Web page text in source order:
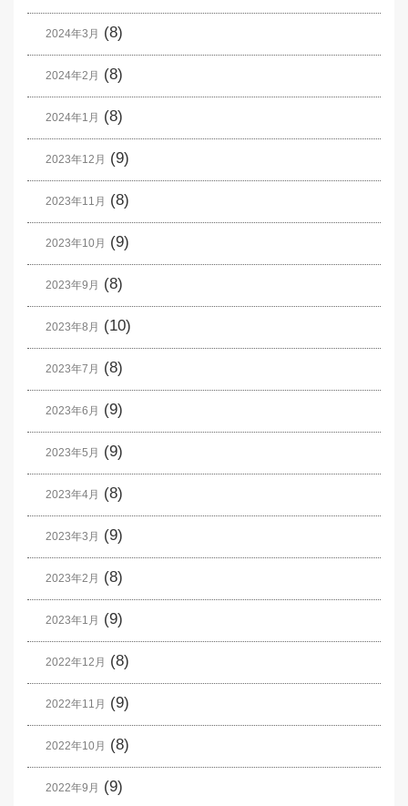
2024年3月 (8)
2024年2月 (8)
2024年1月 (8)
2023年12月 (9)
2023年11月 (8)
2023年10月 (9)
2023年9月 (8)
2023年8月 (10)
2023年7月 (8)
2023年6月 (9)
2023年5月 (9)
2023年4月 (8)
2023年3月 (9)
2023年2月 (8)
2023年1月 (9)
2022年12月 (8)
2022年11月 (9)
2022年10月 (8)
2022年9月 (9)